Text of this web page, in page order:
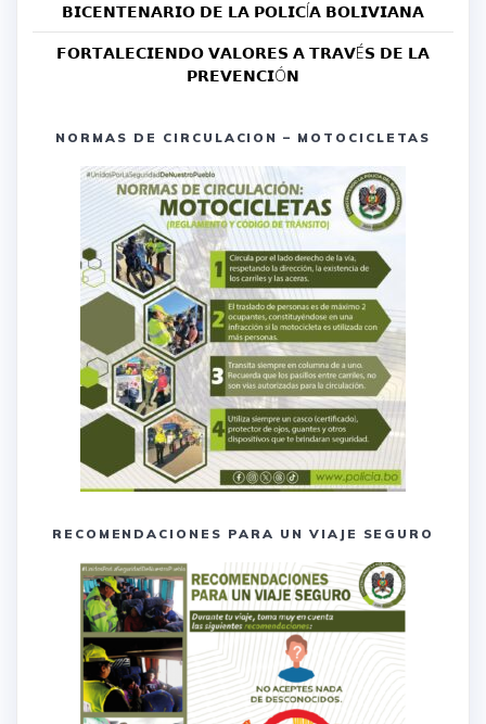
𝗕𝗜𝗖𝗘𝗡𝗧𝗘𝗡𝗔𝗥𝗜𝗢 𝗗𝗘 𝗟𝗔 𝗣𝗢𝗟𝗜𝗖Í𝗔 𝗕𝗢𝗟𝗜𝗩𝗜𝗔𝗡𝗔
𝗙𝗢𝗥𝗧𝗔𝗟𝗘𝗖𝗜𝗘𝗡𝗗𝗢 𝗩𝗔𝗟𝗢𝗥𝗘𝗦 𝗔 𝗧𝗥𝗔𝗩É𝗦 𝗗𝗘 𝗟𝗔
𝗣𝗥𝗘𝗩𝗘𝗡𝗖𝗜Ó𝗡
NORMAS DE CIRCULACION – MOTOCICLETAS
RECOMENDACIONES PARA UN VIAJE SEGURO